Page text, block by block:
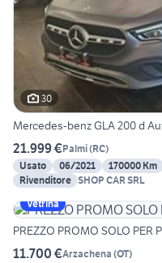
30
Mercedes-benz GLA 200 d
21.999 €Palmi(RC)
Usato
06/2021 170000 Km
Rivenditore SHOP CAR SRL
Vetrina
PREZZO PROMO SOLO PER
11.700 €Arzachena (OT)